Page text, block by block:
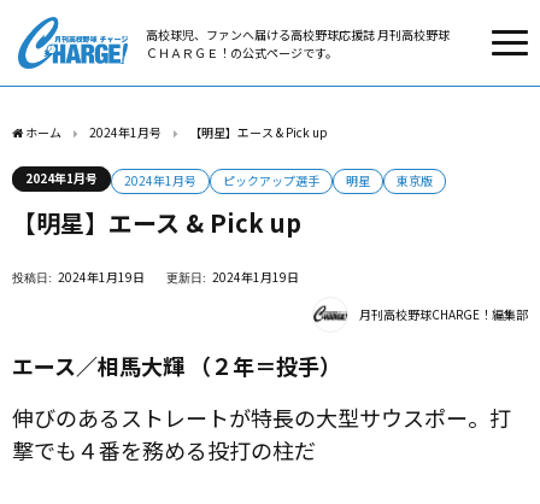
高校球児、ファンへ届ける高校野球応援誌 月刊高校野球
ＣＨＡＲＧＥ！の公式ページです。
ホーム 2024年1月号 【明星】エース & Pick up
2024年1月号 2024年1月号 ピックアップ選手 明星 東京版
【明星】エース & Pick up
2024年1月19日 2024年1月19日
月刊高校野球CHARGE！編集部
エース／相馬大輝 （２年＝投手）
伸びのあるストレートが特長の大型サウスポー。打
撃でも４番を務める投打の柱だ